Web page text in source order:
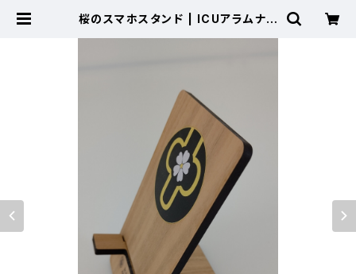
桜のスマホスタンド | ICUアラムナイ